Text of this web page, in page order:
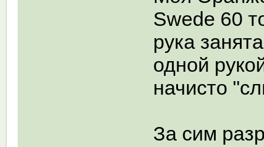
Swede 60
рука
одной
начисто
За сим